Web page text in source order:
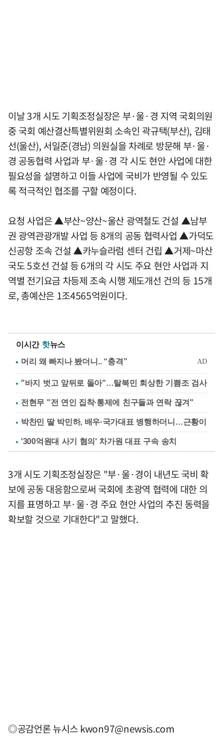
이날 3개 시도 기획조정실장은 부·울·경 지역 국회의원
중 국회 예산결산특별위원회 소속인 곽규택(부산), 김태
선(울산), 서일준(경남) 의원실을 차례로 방문해 부·울·
경 공동협력 사업과 부·울·경 각 시도 현안 사업에 대한
필요성을 설명하고 이들 사업에 국비가 반영될 수 있도
록 적극적인 협조를 구할 예정이다.
요청 사업은 ▲부산~양산~울산 광역철도 건설 ▲남부
권 광역관광개발 사업 등 8개의 공동 협력사업 ▲가덕도
신공항 조속 건설 ▲카누슬라럼 센터 건립 ▲거제~마산
국도 5호선 건설 등 6개의 각 시도 주요 현안 사업과 지
역별 전기요금 차등제 조속 시행 제도개선 건의 등 15개
로, 총예산은 1조4565억원이다.
이시간 핫뉴스
"바지 벗고 앞뒤로 돌아"…탈북민 회상한 기쁨조 검사
전현무 "전 연인 집착·통제에 친구들과 연락 끊겨"
박찬민 딸 박민하, 배우·국가대표 병행하더니…근황이
'300억원대 사기 혐의' 차가원 대표 구속 송치
3개 시도 기획조정실장은 "부·울·경이 내년도 국비 확
보에 공동 대응함으로써 국회에 초광역 협력에 대한 의
지를 표명하고 부·울·경 주요 현안 사업의 추진 동력을
확보할 것으로 기대한다"고 말했다.
◎공감언론 뉴시스kwon97@newsis.com